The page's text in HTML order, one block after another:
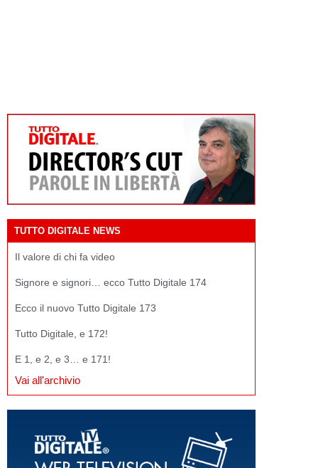
TUTTO DIGITALE NEWS
Il valore di chi fa video
Signore e signori… ecco Tutto Digitale 174
Ecco il nuovo Tutto Digitale 173
Tutto Digitale, e 172!
E 1, e 2, e 3… e 171!
Vai all'archivio